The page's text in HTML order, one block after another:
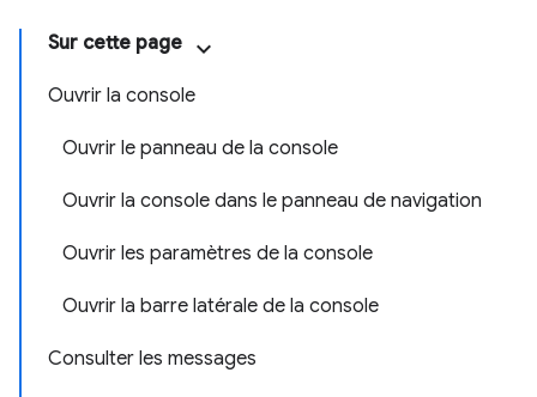
Sur cette page
Ouvrir la console
Ouvrir le panneau de la console
Ouvrir la console dans le panneau de navigation
Ouvrir les paramètres de la console
Ouvrir la barre latérale de la console
Consulter les messages